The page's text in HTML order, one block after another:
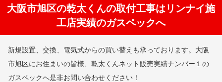
大阪市旭区の乾太くんの取付工事はリンナイ施
工店実績のガスペックへ
新規設置、交換、電気式からの買い替えも承っております。大阪
市旭区にお住まいの皆様、乾太くんネット販売実績ナンバー１の
ガスペックへ是非お問い合わせください！